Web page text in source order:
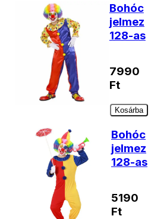
Bohóc
jelmez
128-as
7990
Ft
Kosárba
Bohóc
jelmez
128-as
5190
Ft